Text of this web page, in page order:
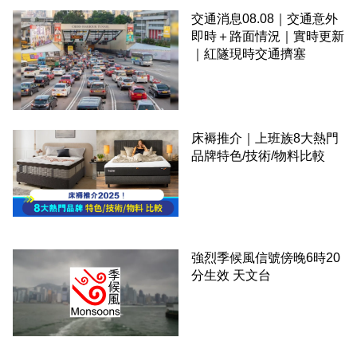
交通消息08.08｜交通意外
即時＋路面情況｜實時更新
｜紅隧現時交通擠塞
床褥推介｜上班族8大熱門
品牌特色/技術/物料比較
強烈季候風信號傍晚6時20
分生效 天文台